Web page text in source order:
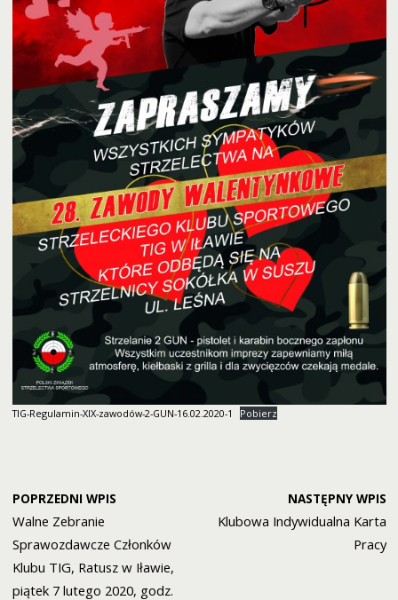
TIG-Regulamin-XIX-zawodów-2-GUN-16.02.2020-1 Pobierz
POPRZEDNI WPIS
Walne Zebranie
Sprawozdawcze Członków
Klubu TIG, Ratusz w Iławie,
piątek 7 lutego 2020, godz.
NASTĘPNY WPIS
Klubowa Indywidualna Karta
Pracy